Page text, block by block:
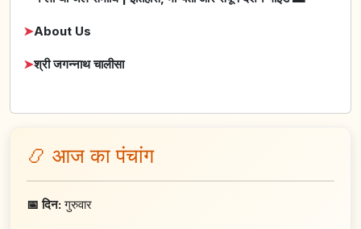
➤About Us
➤श्री जगन्नाथ चालीसा
📿 आज का पंचांग
📅 दिन:गुरुवार